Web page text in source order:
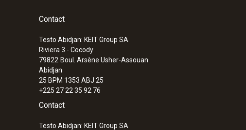
:0563 3240 71
Contact
Testo Abidjan: KEIT Group SA
Riviera 3 - Cocody
79822 Boul. Arsène Usher-Assouan
Abidjan
25 BPM 1353 ABJ 25
+225 27 22 35 92 76
Contact
Testo Abidjan: KEIT Group SA